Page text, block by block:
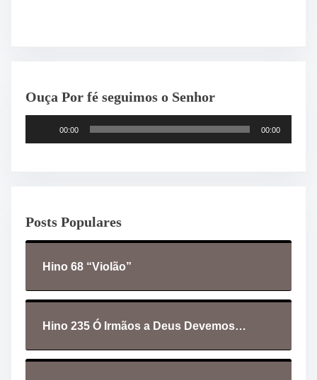
Ouça Por fé seguimos o Senhor
r
d
u
00:00 00:00
Posts Populares
Hino 68 “Violão”
Hino 235 Ó Irmãos a Deus Devemos…